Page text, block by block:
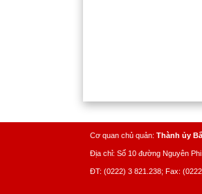
Cơ quan chủ quản: Thành ủy
Địa chỉ: Số 10 đường Nguyên
ĐT: (0222) 3 821.238; Fax: